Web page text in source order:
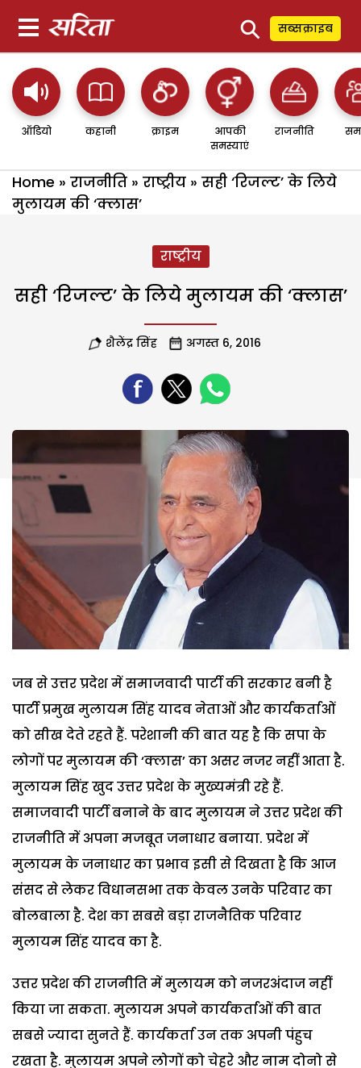
⚲ सब्सक्राइब
ऑडियो कहानी क्राइम
आपकी
समस्याएं
राजनीति
Home » राजनीति » राष्ट्रीय » सही ‘रिजल्ट’ के लिये
मुलायम की ‘क्लास’
राष्ट्रीय
सही ‘रिजल्ट’ के लिये मुलायम की ‘क्लास’
शैलेंद्र सिंह अगस्त 6, 2016
जब से उत्तर प्रदेश में समाजवादी पार्टी की सरकार बनी है
पार्टी प्रमुख मुलायम सिंह यादव नेताओं और कार्यकर्ताओं
को सीख देते रहते हैं. परेशानी की बात यह है कि सपा के
लोगों पर मुलायम की ‘क्लास’ का असर नजर नहीं आता है.
मुलायम सिंह खुद उत्तर प्रदेश के मुख्यमंत्री रहे हैं.
समाजवादी पार्टी बनाने के बाद मुलायम ने उत्तर प्रदेश की
राजनीति में अपना मजबूत जनाधार बनाया. प्रदेश में
मुलायम के जनाधार का प्रभाव इसी से दिखता है कि आज
संसद से लेकर विधानसभा तक केवल उनके परिवार का
बोलबाला है. देश का सबसे बड़ा राजनैतिक परिवार
मुलायम सिंह यादव का है.
उत्तर प्रदेश की राजनीति में मुलायम को नजरअंदाज नहीं
किया जा सकता. मुलायम अपने कार्यकर्ताओं की बात
सबसे ज्यादा सुनते हैं. कार्यकर्ता उन तक अपनी पंहुच
रखता है. मुलायम अपने लोगों को चेहरे और नाम दोनो से